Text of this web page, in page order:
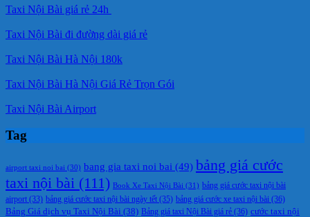
Taxi Nội Bài giá rẻ 24h
Taxi Nội Bài đi đường dài giá rẻ
Taxi Nội Bài Hà Nội 180k
Taxi Nội Bài Hà Nội Giá Rẻ Trọn Gói
Taxi Nội Bài Airport
Tag
airport taxi noi bai (30) bang gia taxi noi bai (49) bảng giá cước
taxi nội bài (111) Book Xe Taxi Nội Bài (31) bảng giá cước taxi nội bài
airport (33) bảng giá cước taxi nội bài ngày tết (35) bảng giá cước xe taxi nội bài (36)
Bảng Giá dịch vụ Taxi Nội Bài (38) Bảng giá taxi Nội Bài giá rẻ (36) cước taxi nội